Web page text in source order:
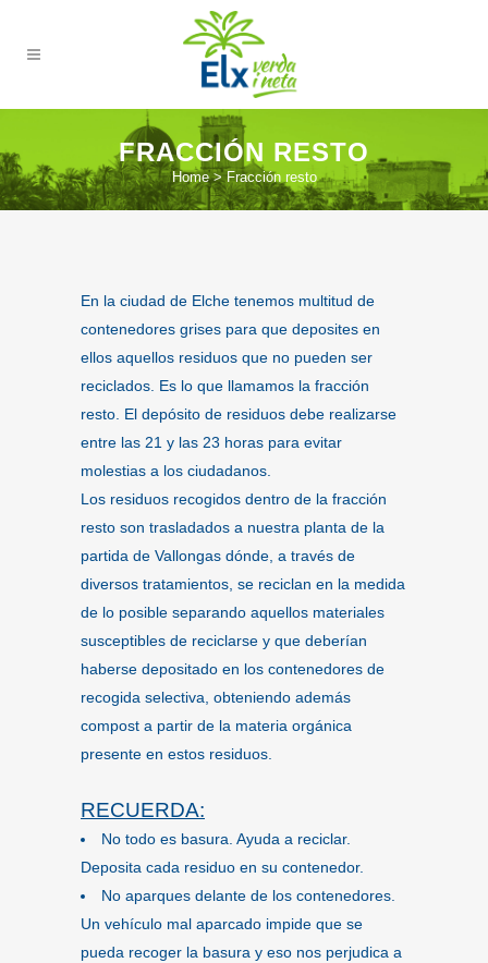
FRACCIÓN RESTO
Home>Fracción resto
En la ciudad de Elche tenemos multitud de
contenedores grises para que deposites en
ellos aquellos residuos que no pueden ser
reciclados. Es lo que llamamos la fracción
resto. El depósito de residuos debe realizarse
entre las 21 y las 23 horas para evitar
molestias a los ciudadanos.
Los residuos recogidos dentro de la fracción
resto son trasladados a nuestra planta de la
partida de Vallongas dónde, a través de
diversos tratamientos, se reciclan en la medida
de lo posible separando aquellos materiales
susceptibles de reciclarse y que deberían
haberse depositado en los contenedores de
recogida selectiva, obteniendo además
compost a partir de la materia orgánica
presente en estos residuos.
RECUERDA:
No todo es basura. Ayuda a reciclar.
Deposita cada residuo en su contenedor.
No aparques delante de los contenedores.
Un vehículo mal aparcado impide que se
pueda recoger la basura y eso nos perjudica a